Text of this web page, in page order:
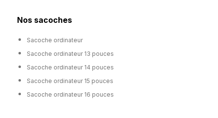
Nos sacoches
Sacoche ordinateur
Sacoche ordinateur 13 pouces
Sacoche ordinateur 14 pouces
Sacoche ordinateur 15 pouces
Sacoche ordinateur 16 pouces